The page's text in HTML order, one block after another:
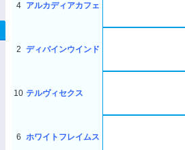
4 アルカディアカフェ
2 ディバインウインド
10 テルヴィセクス
6 ホワイトフレイムス